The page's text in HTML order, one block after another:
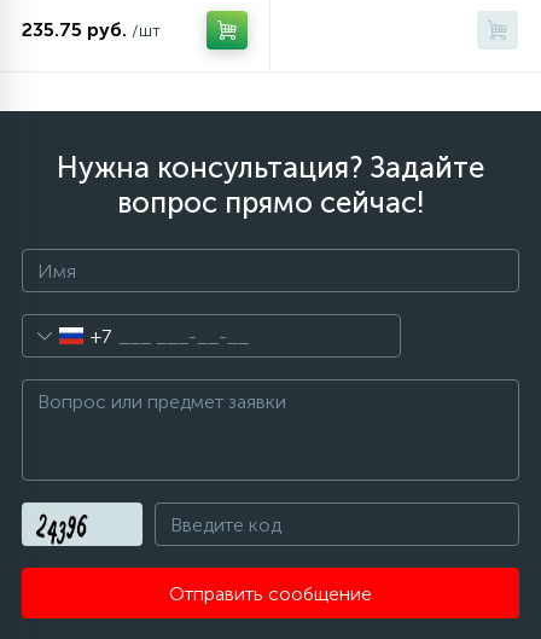
235.75 руб. /шт
Нужна консультация? Задайте
вопрос прямо сейчас!
+7
Отправить сообщение